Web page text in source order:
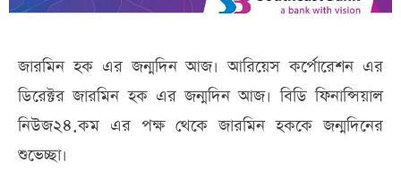
জারমিন হক এর জন্মদিন আজ। আরিয়েস কর্পোরেশন এর
ডিরেক্টর জারমিন হক এর জন্মদিন আজ। বিডি ফিনান্সিয়াল
নিউজ২৪.কম এর পক্ষ থেকে জারমিন হককে জন্মদিনের
শুভেচ্ছা।